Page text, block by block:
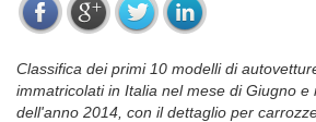
Classifica dei primi 10 modelli di
immatricolati in Italia nel mese di Giugno e
dell'anno 2014, con il dettaglio per